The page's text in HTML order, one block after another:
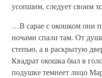
усопшим, следует своим
…В сарае с окошком они
ночами спали там. От
степью, а в раскрытую
Квадрат окошка был в
подушке темнеет лицо